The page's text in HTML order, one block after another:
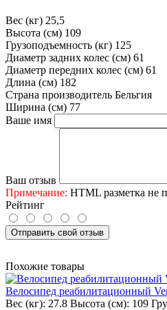
Вес (кг) 25,5
Высота (см) 109
Грузоподъемность (кг) 125
Диаметр задних колес (см) 61
Диаметр передних колес (см) 61
Длина (см) 182
Страна производитель Бельгия
Ширина (см) 77
Ваше имя
Ваш отзыв
Примечание: HTML разметка не
Рейтинг
Отправить свой отзыв
Похожие товары
Велосипед реабилитационный
Вес (кг): 27.8 Высота (см): 109